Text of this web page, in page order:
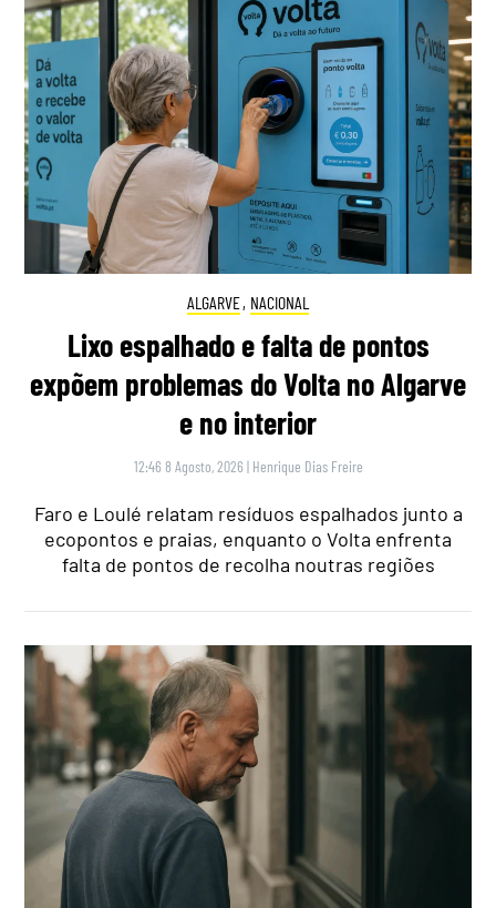
ALGARVE, NACIONAL
Lixo espalhado e falta de pontos
expõem problemas do Volta no Algarve
e no interior
12:46 8 Agosto, 2026 | Henrique Dias Freire
Faro e Loulé relatam resíduos espalhados junto a
ecopontos e praias, enquanto o Volta enfrenta
falta de pontos de recolha noutras regiões